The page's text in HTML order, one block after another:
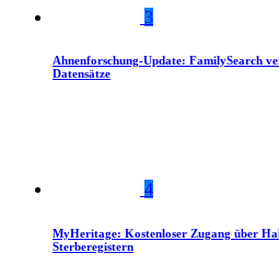
3
Ahnenforschung-Update: FamilySearch
Datensätze
4
MyHeritage: Kostenloser Zugang über
Sterberegistern